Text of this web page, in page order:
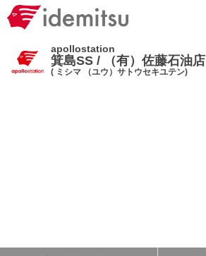
apollostation
箕島SS / （有）佐藤石油店
( ミシマ （ユウ）サトウセキユテン)